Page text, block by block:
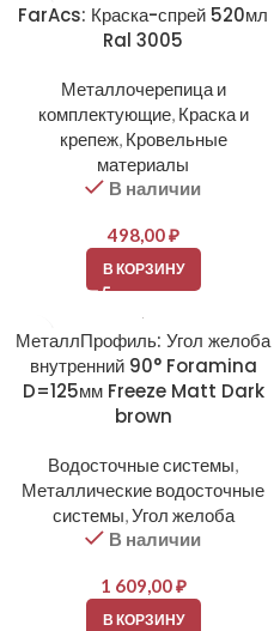
FarAcs: Краска-спрей 520мл
Ral 3005
Металлочерепица и
комплектующие, Краска и
крепеж, Кровельные
материалы
В наличии
498,00₽
В КОРЗИНУ
МеталлПрофиль: Угол желоба
внутренний 90° Foramina
D=125мм Freeze Matt Dark
brown
Водосточные системы,
Металлические водосточные
системы,Угол желоба
В наличии
1 609,00₽
В КОРЗИНУ